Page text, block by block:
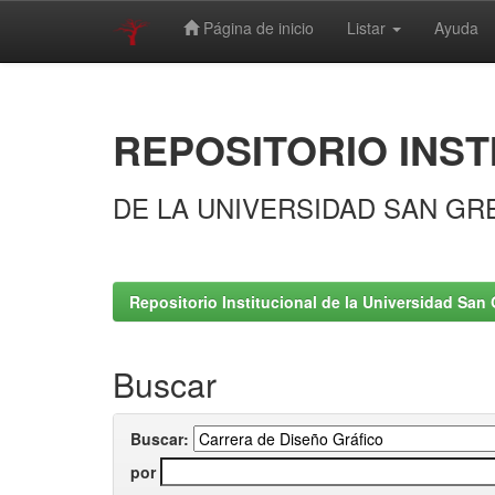
Página de inicio Listar Ayuda
REPOSITORIO
DE LA UNIVERSIDAD SAN
Repositorio Institucional de la Universidad San
Buscar
Buscar:
por